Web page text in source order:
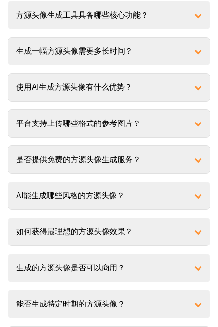
方源头像生成工具具备哪些核心功能？
生成一幅方源头像需要多长时间？
使用AI生成方源头像有什么优势？
平台支持上传哪些格式的参考图片？
是否提供免费的方源头像生成服务？
AI能生成哪些风格的方源头像？
如何获得最理想的方源头像效果？
生成的方源头像是否可以商用？
能否生成特定时期的方源头像？